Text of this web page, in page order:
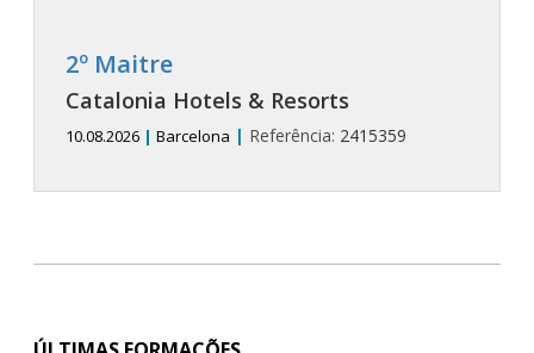
2º Maitre
Catalonia Hotels & Resorts
10.08.2026 | Barcelona | Referência: 2415359